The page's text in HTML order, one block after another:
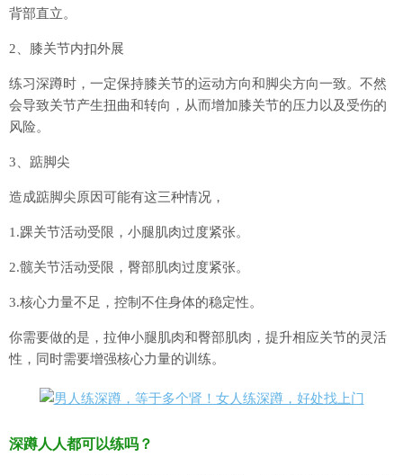
背部直立。
2、膝关节内扣外展
练习深蹲时，一定保持膝关节的运动方向和脚尖方向一致。不然
会导致关节产生扭曲和转向，从而增加膝关节的压力以及受伤的
风险。
3、踮脚尖
造成踮脚尖原因可能有这三种情况，
1.踝关节活动受限，小腿肌肉过度紧张。
2.髋关节活动受限，臀部肌肉过度紧张。
3.核心力量不足，控制不住身体的稳定性。
你需要做的是，拉伸小腿肌肉和臀部肌肉，提升相应关节的灵活
性，同时需要增强核心力量的训练。
深蹲人人都可以练吗？